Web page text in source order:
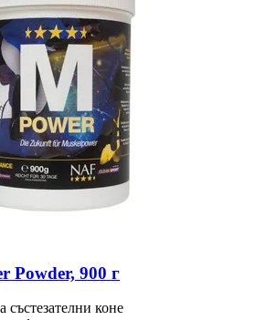
Powder, 900 г
състезателни коне